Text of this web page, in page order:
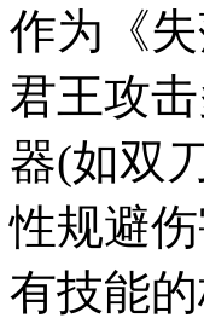
作为《
君王攻
器(如双
性规避
有技能的